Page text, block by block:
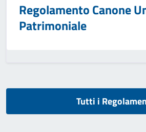
Regolamento Canone
Patrimoniale
Tutti i